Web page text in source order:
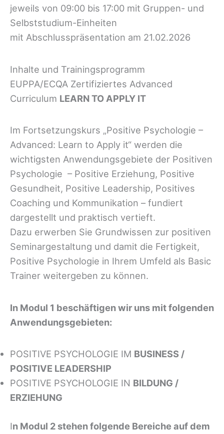
jeweils von 09:00 bis 17:00 mit Gruppen- und
Selbststudium-Einheiten
mit Abschlusspräsentation am 21.02.2026
Inhalte und Trainingsprogramm
EUPPA/ECQA Zertifiziertes Advanced
Curriculum LEARN TO APPLY IT
Im Fortsetzungskurs „Positive Psychologie –
Advanced: Learn to Apply it“ werden die
wichtigsten Anwendungsgebiete der Positiven
Psychologie – Positive Erziehung, Positive
Gesundheit, Positive Leadership, Positives
Coaching und Kommunikation – fundiert
dargestellt und praktisch vertieft.
Dazu erwerben Sie Grundwissen zur positiven
Seminargestaltung und damit die Fertigkeit,
Positive Psychologie in Ihrem Umfeld als Basic
Trainer weitergeben zu können.
In Modul 1 beschäftigen wir uns mit folgenden
Anwendungsgebieten:
POSITIVE PSYCHOLOGIE IM BUSINESS /
POSITIVE LEADERSHIP
POSITIVE PSYCHOLOGIE IN BILDUNG /
ERZIEHUNG
In Modul 2 stehen folgende Bereiche auf dem